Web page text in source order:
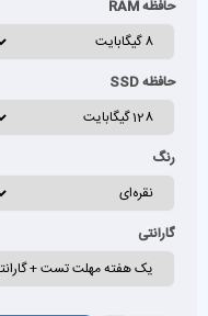
حافظه RAM
حافظه SSD
رنگ
گارانتی